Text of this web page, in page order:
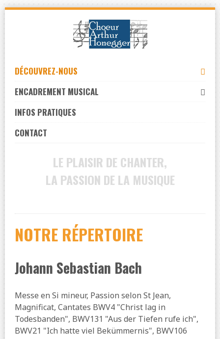
content
DÉCOUVREZ-NOUS
ENCADREMENT MUSICAL
INFOS PRATIQUES
CONTACT
LE PLAISIR DE CHANTER,
LA PASSION DE LA MUSIQUE
NOTRE RÉPERTOIRE
Johann Sebastian Bach
Messe en Si mineur, Passion selon St Jean,
Magnificat, Cantates BWV4 "Christ lag in
Todesbanden", BWV131 "Aus der Tiefen rufe ich",
BWV21 "Ich hatte viel Bekümmernis", BWV106